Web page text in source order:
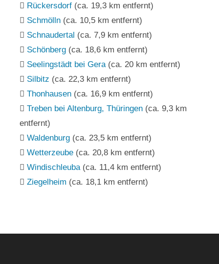
Rückersdorf (ca. 19,3 km entfernt)
Schmölln (ca. 10,5 km entfernt)
Schnaudertal (ca. 7,9 km entfernt)
Schönberg (ca. 18,6 km entfernt)
Seelingstädt bei Gera (ca. 20 km entfernt)
Silbitz (ca. 22,3 km entfernt)
Thonhausen (ca. 16,9 km entfernt)
Treben bei Altenburg, Thüringen (ca. 9,3 km
entfernt)
Waldenburg (ca. 23,5 km entfernt)
Wetterzeube (ca. 20,8 km entfernt)
Windischleuba (ca. 11,4 km entfernt)
Ziegelheim (ca. 18,1 km entfernt)